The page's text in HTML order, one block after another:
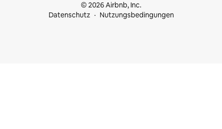
© 2026 Airbnb, Inc.
Datenschutz
Nutzungsbedingungen